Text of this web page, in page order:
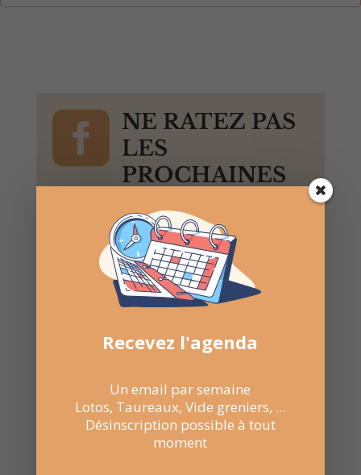

NE RATEZ PAS
LES
PROCHAINES
Suivez lapage Facebook
pour recevoir un résumé
une fois par semaine.
Recevez l'agenda
Un email par semaine
Lotos, Taureaux, Vide greniers, ...
Désinscription possible à tout
moment